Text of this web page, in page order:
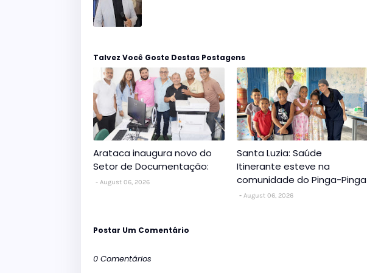
Talvez Você Goste Destas Postagens
Arataca inaugura novo do
Setor de Documentação:
August 06, 2026
Santa Luzia: Saúde
Itinerante esteve na
comunidade do Pinga-Pinga
August 06, 2026
Postar Um Comentário
0 Comentários